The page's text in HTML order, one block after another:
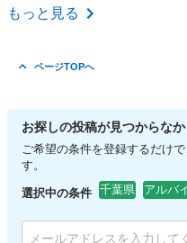
千葉 船橋市
もっと見る
ページTOPへ
お探しの投稿が見つからな
ご希望の条件を登録するだけ
す。
選択中の条件 千葉県 アルバ